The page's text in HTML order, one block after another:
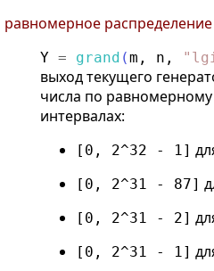
равномерное
Y = grand (m , n , " lgi
выход текущего
числа по
интервалах:
[0, 2^32 - 1]
[0, 2^31 - 87]
[0, 2^31 - 2]
[0, 2^31 - 1]